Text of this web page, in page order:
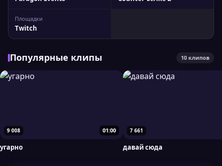
Площадки
Twitch
Популярные клипы 10 клипов
01:00
9 008
угарно
7 661
давай сюда